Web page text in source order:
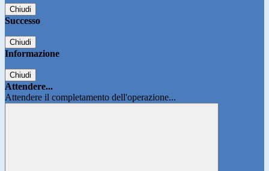
Chiudi
Successo
Chiudi
Informazione
Chiudi
Attendere...
Attendere il completamento dell'operazione...